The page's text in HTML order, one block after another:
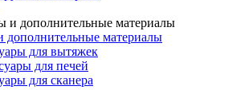
дополнительные материалы
для вытяжек
для печей
для сканера